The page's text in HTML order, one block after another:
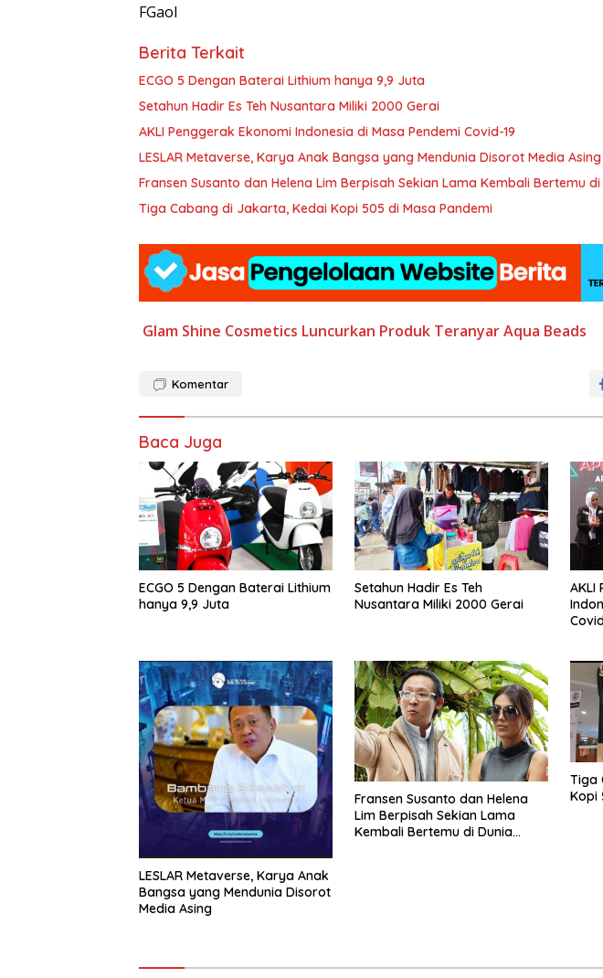
FGaol
Berita Terkait
ECGO 5 Dengan Baterai Lithium hanya 9,9 Juta
Setahun Hadir Es Teh Nusantara Miliki 2000 Gerai
AKLI Penggerak Ekonomi Indonesia di Masa Pendemi Covid-19
LESLAR Metaverse, Karya Anak Bangsa yang Mendunia Disorot Media Asing
Fransen Susanto dan Helena Lim Berpisah Sekian Lama Kembali
Tiga Cabang di Jakarta, Kedai Kopi 505 di Masa Pandemi
Glam Shine Cosmetics Luncurkan Produk Teranyar Aqua Beads
Komentar
Baca Juga
ECGO 5 Dengan Baterai Lithium
hanya 9,9 Juta
Setahun Hadir Es Teh
Nusantara Miliki 2000 Gerai
AKLI
LESLAR Metaverse, Karya Anak
Bangsa yang Mendunia Disorot
Media Asing
Fransen Susanto dan Helena
Lim Berpisah Sekian Lama
Kembali Bertemu di Dunia
Tiga
Kopi